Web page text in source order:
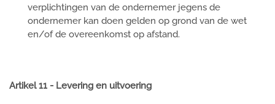
verplichtingen van de ondernemer jegens de
ondernemer kan doen gelden op grond van de wet
en/of de overeenkomst op afstand.
Artikel 11 - Levering en uitvoering